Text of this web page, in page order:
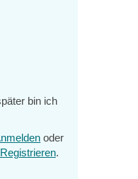
bin ich
oder
Registrieren.